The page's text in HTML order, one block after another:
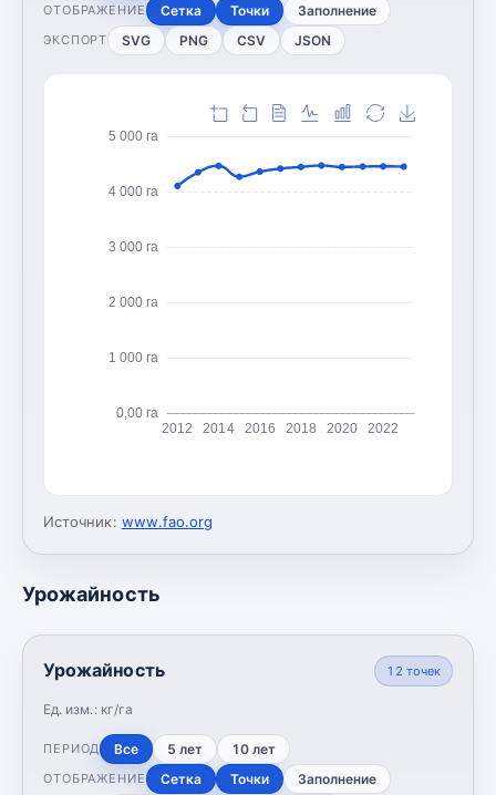
ОТОБРАЖЕНИЕ Сетка Точки Заполнение
ЭКСПОРТ SVG PNG CSV JSON
0,00 га
1 000 га
2 000 га
3 000 га
4 000 га
5 000 га
2012 2014 2016 2018 2020 2022
Источник: www.fao.org
Урожайность
Урожайность
Ед. изм.: кг/га
12 точек
ПЕРИОД Все 5 лет 10 лет
ОТОБРАЖЕНИЕ Сетка Точки Заполнение